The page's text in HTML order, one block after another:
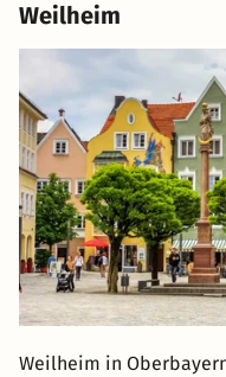
Weilheim
Weilheim in